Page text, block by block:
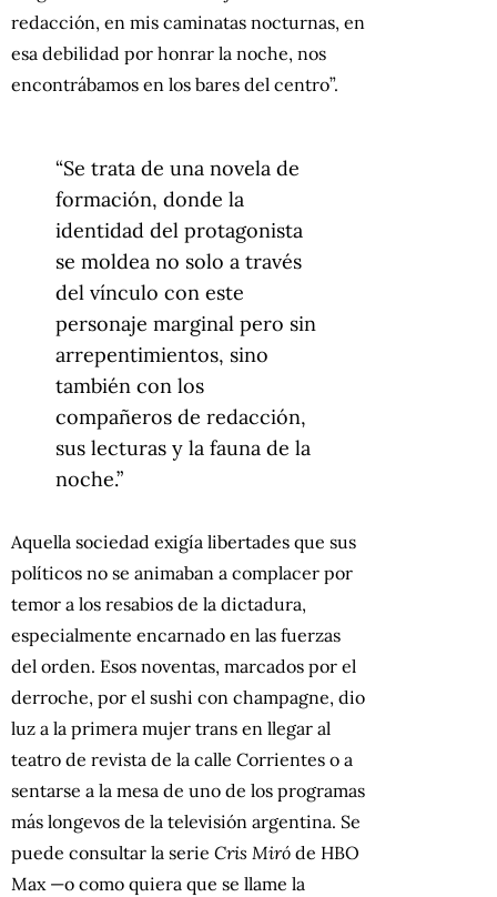
redacción, en mis caminatas nocturnas, en
esa debilidad por honrar la noche, nos
encontrábamos en los bares del centro”.
“Se trata de una novela de
formación, donde la
identidad del protagonista
se moldea no solo a través
del vínculo con este
personaje marginal pero sin
arrepentimientos, sino
también con los
compañeros de redacción,
sus lecturas y la fauna de la
noche.”
Aquella sociedad exigía libertades que sus
políticos no se animaban a complacer por
temor a los resabios de la dictadura,
especialmente encarnado en las fuerzas
del orden. Esos noventas, marcados por el
derroche, por el sushi con champagne, dio
luz a la primera mujer trans en llegar al
teatro de revista de la calle Corrientes o a
sentarse a la mesa de uno de los programas
más longevos de la televisión argentina. Se
puede consultar la serie Cris Miró de HBO
Max —o como quiera que se llame la